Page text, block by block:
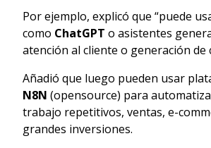
Por ejemplo, explicó que “puede
como ChatGPT o asistentes
atención al cliente o generación de
Añadió que luego pueden usar
N8N (opensource) para
trabajo repetitivos, ventas, e-
grandes inversiones.